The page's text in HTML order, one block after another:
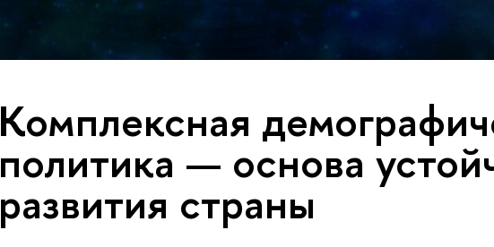
Комплексная
политика — основа
развития страны